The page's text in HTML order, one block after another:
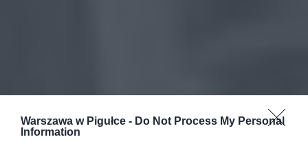
Warszawa w Pigułce - Do Not Process My Personal
Information